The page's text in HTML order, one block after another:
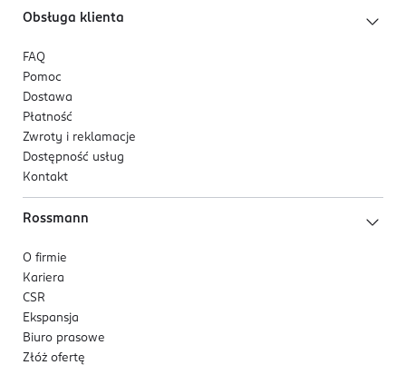
Obsługa klienta
FAQ
Pomoc
Dostawa
Płatność
Zwroty i reklamacje
Dostępność usług
Kontakt
Rossmann
O firmie
Kariera
CSR
Ekspansja
Biuro prasowe
Złóż ofertę